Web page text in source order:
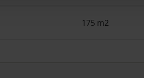
175 m2